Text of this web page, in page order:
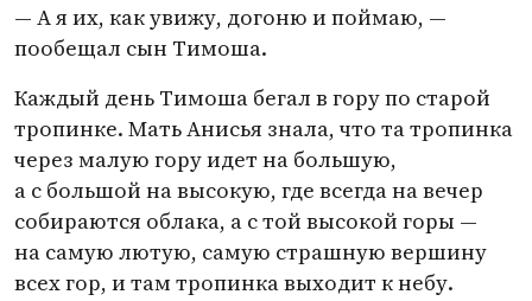
— А я их, как увижу, догоню и поймаю, —
пообещал сын Тимоша.
Каждый день Тимоша бегал в гору по старой
тропинке. Мать Анисья знала, что та тропинка
через малую гору идет на большую,
а с большой на высокую, где всегда на вечер
собираются облака, а с той высокой горы —
на самую лютую, самую страшную вершину
всех гор, и там тропинка выходит к небу.